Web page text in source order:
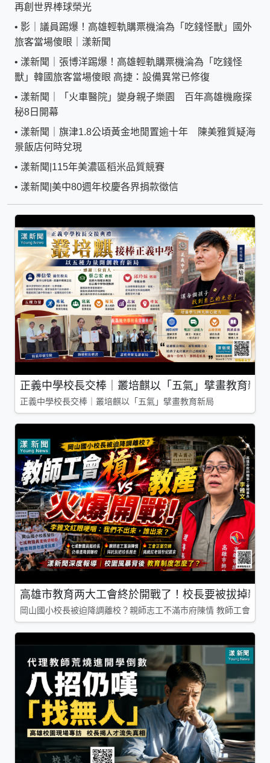
再創世界棒球榮光
• 影｜議員踢爆！高雄輕軌購票機淪為「吃錢怪獸」國外
旅客當場傻眼｜漾新聞
• 漾新聞｜張博洋踢爆！高雄輕軌購票機淪為「吃錢怪
獸」韓國旅客當場傻眼 高捷：設備異常已修復
• 漾新聞｜「火車醫院」變身親子樂園 百年高雄機廠探
秘8日開幕
• 漾新聞｜旗津1.8公頃黃金地閒置逾十年 陳美雅質疑海
景飯店何時兌現
• 漾新聞|115年美濃區稻米品質競賽
• 漾新聞|美中80週年校慶各界捐款徵信
正義中學校長交棒｜叢培麒以「五氣」擘畫教育新局
正義中學校長交棒｜叢培麒以「五氣」擘畫教育新局
高雄市教育两大工會終於開戰了！校長要被拔掉親
岡山國小校長被迫降調離校？親師志工不滿市府陳情 教師工會槓